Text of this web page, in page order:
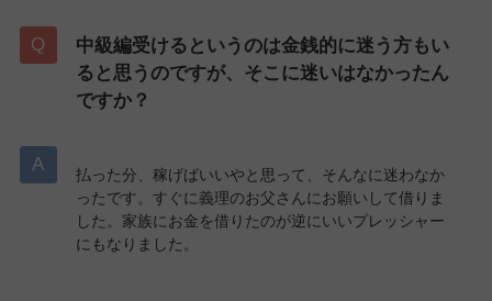
中級編受けるというのは金銭的に迷う方もい
ると思うのですが、そこに迷いはなかったん
ですか？
払った分、稼げばいいやと思って、そんなに迷わなか
ったです。すぐに義理のお父さんにお願いして借りま
した。家族にお金を借りたのが逆にいいプレッシャー
にもなりました。